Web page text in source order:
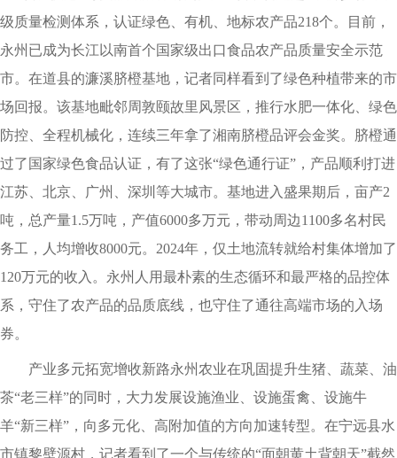
级质量检测体系，认证绿色、有机、地标农产品218个。目前，
永州已成为长江以南首个国家级出口食品农产品质量安全示范
市。在道县的濂溪脐橙基地，记者同样看到了绿色种植带来的市
场回报。该基地毗邻周敦颐故里风景区，推行水肥一体化、绿色
防控、全程机械化，连续三年拿了湘南脐橙品评会金奖。脐橙通
过了国家绿色食品认证，有了这张“绿色通行证”，产品顺利打进
江苏、北京、广州、深圳等大城市。基地进入盛果期后，亩产2
吨，总产量1.5万吨，产值6000多万元，带动周边1100多名村民
务工，人均增收8000元。2024年，仅土地流转就给村集体增加了
120万元的收入。永州人用最朴素的生态循环和最严格的品控体
系，守住了农产品的品质底线，也守住了通往高端市场的入场
券。
产业多元拓宽增收新路永州农业在巩固提升生猪、蔬菜、油
茶“老三样”的同时，大力发展设施渔业、设施蛋禽、设施牛
羊“新三样”，向多元化、高附加值的方向加速转型。在宁远县水
市镇黎壁源村，记者看到了一个与传统的“面朝黄土背朝天”截然